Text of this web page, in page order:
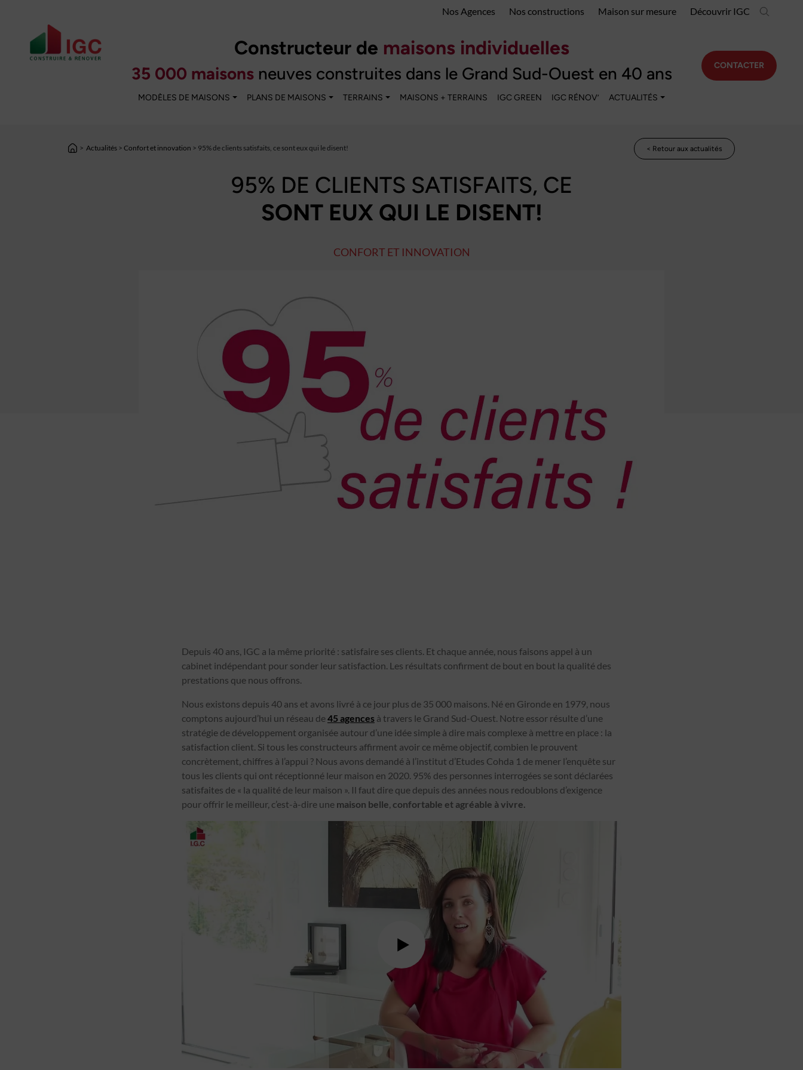
Nos Agences Nos constructions Maison sur mesure Découvrir IGC
Constructeur de maisons individuelles
35 000 maisonsneuves construites dans le Grand Sud-Ouest en 40 ans
MODÈLES DE MAISONS PLANS DE MAISONS TERRAINS MAISONS + TERRAINS IGC GREEN IGC RÉNOV’ ACTUALITÉS
CONTACTER
> Actualités > Confort et innovation > 95% de clients satisfaits, ce sont eux qui le disent! < Retour aux actualités
95% DE CLIENTS SATISFAITS, CE
SONT EUX QUI LE DISENT!
CONFORT ET INNOVATION
Depuis 40 ans, IGC a la même priorité : satisfaire ses clients. Et chaque année, nous faisons appel à un
cabinet indépendant pour sonder leur satisfaction. Les résultats confirment de bout en bout la qualité des
prestations que nous offrons.
Nous existons depuis 40 ans et avons livré à ce jour plus de 35 000 maisons. Né en Gironde en 1979, nous
comptons aujourd’hui un réseau de45 agences à travers le Grand Sud-Ouest. Notre essor résulte d’une
stratégie de développement organisée autour d’une idée simple à dire mais complexe à mettre en place : la
satisfaction client. Si tous les constructeurs affirment avoir ce même objectif, combien le prouvent
concrètement, chiffres à l’appui ? Nous avons demandé à l’institut d’Etudes Cohda 1 de mener l’enquête sur
tous les clients qui ont réceptionné leur maison en 2020. 95% des personnes interrogées se sont déclarées
satisfaites de « la qualité de leur maison ». Il faut dire que depuis des années nous redoublons d’exigence
pour offrir le meilleur, c’est-à-dire une maison belle, confortable et agréable à vivre.